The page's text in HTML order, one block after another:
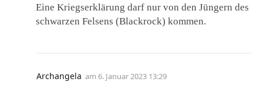
Eine Kriegserklärung darf nur von den Jüngern des
schwarzen Felsens (Blackrock) kommen.
Archangela am 6. Januar 2023 13:29